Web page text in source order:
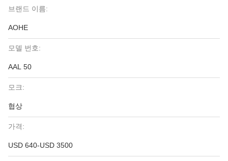
브랜드 이름:
AOHE
모델 번호:
AAL 50
모크:
협상
가격:
USD 640-USD 3500